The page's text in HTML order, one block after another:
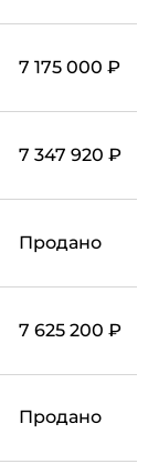
7 175 000 ₽
7 347 920 ₽
Продано
7 625 200 ₽
Продано